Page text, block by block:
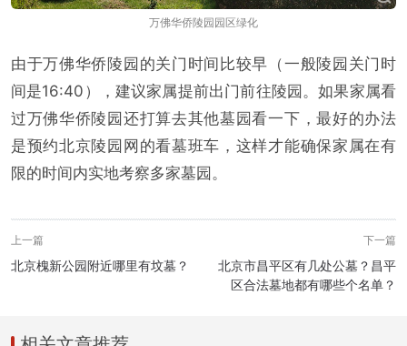
万佛华侨陵园园区绿化
由于万佛华侨陵园的关门时间比较早（一般陵园关门时
间是16:40），建议家属提前出门前往陵园。如果家属看
过万佛华侨陵园还打算去其他墓园看一下，最好的办法
是预约北京陵园网的看墓班车，这样才能确保家属在有
限的时间内实地考察多家墓园。
上一篇
北京槐新公园附近哪里有坟墓？
下一篇
北京市昌平区有几处公墓？昌平
区合法墓地都有哪些个名单？